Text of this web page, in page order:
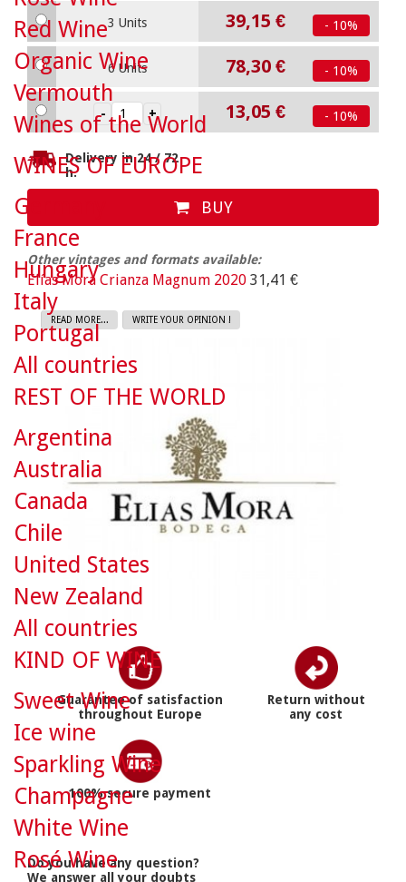
3 Units 39,15 € - 10%
6 Units 78,30 € - 10%
13,05 € - 10%
Delivery in 24 / 72
h.
BUY
Other vintages and formats available:
Elías Mora Crianza Magnum 2020 31,41 €
READ MORE... WRITE YOUR OPINION !
Guarantee of satisfaction
throughout Europe
Return without
any cost
100% secure payment
Do you have any question?
We answer all your doubts
Red Wine
Organic Wine
Vermouth
Wines of the World
WINES OF EUROPE
Germany
France
Hungary
Italy
Portugal
All countries
REST OF THE WORLD
Argentina
Australia
Canada
Chile
United States
New Zealand
All countries
KIND OF WINE
Sweet Wine
Ice wine
Sparkling Wine
Champagne
White Wine
Rosé Wine